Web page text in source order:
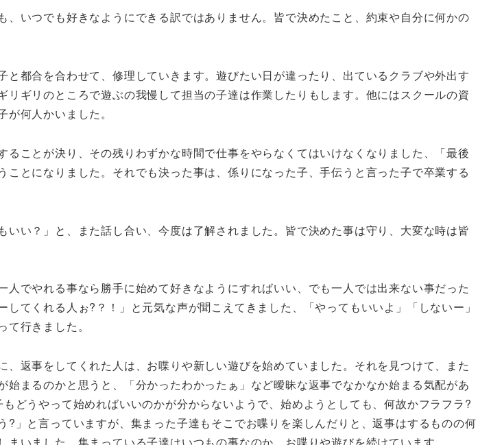
いつでも好きなようにできる訳ではありません。皆で決めたこと、約束や自分に何かの
都合を合わせて、修理していきます。遊びたい日が違ったり、出ているクラブや外出す
ギリのところで遊ぶの我慢して担当の子達は作業したりもします。他にはスクールの資
何人かいました。
ことが決り、その残りわずかな時間で仕事をやらなくてはいけなくなりました、「最後
とになりました。それでも決った事は、係りになった子、手伝うと言った子で卒業する
い？」と、また話し合い、今度は了解されました。皆で決めた事は守り、大変な時は皆
でやれる事なら勝手に始めて好きなようにすればいい、でも一人では出来ない事だった
てくれる人ぉ?？！」と元気な声が聞こえてきました、「やってもいいよ」「しないー」
行きました。
返事をしてくれた人は、お喋りや新しい遊びを始めていました。それを見つけて、また
まるのかと思うと、「分かったわかったぁ」など曖昧な返事でなかなか始まる気配があ
どうやって始めればいいのかが分からないようで、始めようとしても、何故かフラフラ?
」と言っていますが、集まった子達もそこでお喋りを楽しんだりと、返事はするものの何